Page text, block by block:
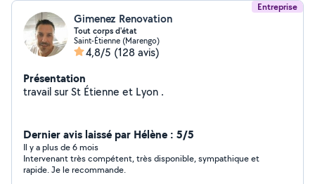
Entreprise
Gimenez Renovation
Tout corps d'état
Saint-Étienne (Marengo)
4,8/5 (128 avis)
Présentation
travail sur St Étienne et Lyon .
Dernier avis laissé par Hélène : 5/5
Il y a plus de 6 mois
Intervenant très compétent, très disponible, sympathique et
rapide. Je le recommande.